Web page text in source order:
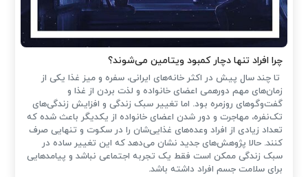
چرا افراد تنها دچار کمبود ویتامین می‌شوند؟
تا چند سال پیش در اکثر خانه‌های ایرانی، سفره و میز غذا یکی از
زمان‌های مهم دورهمی اعضای خانواده و لذت بردن از غذا و
گفت‌وگوهای روزمره بود. اما تغییر سبک زندگی و افزایش زندگی‌های
تک‌نفره، مهاجرت و دور شدن اعضای خانواده از یکدیگر باعث شده که
تعداد زیادی از افراد وعده‌های غذایی‌شان را در سکوت و تنهایی صرف
کنند. حالا پژوهش‌های جدید نشان می‌دهد که این تغییر ساده در
سبک زندگی ممکن است فقط یک تجربه اجتماعی نباشد و پیامدهایی
برای سلامت جسم افراد داشته باشد.